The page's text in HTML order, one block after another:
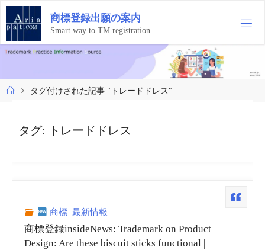
コ
テ
ン
ツ
ス
キ
商標登録出願の案内
Smart way to TM registration
ホ
タグ付けされた記事 "トレードドレス"
タグ: トレードドレス
商標_最新情報
商標登録insideNews: Trademark on Product
Design: Are these biscuit sticks functional |